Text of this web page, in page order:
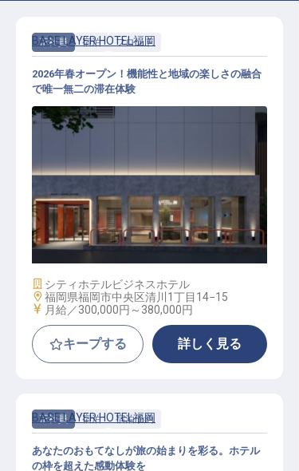
正社員 宿泊 フロント
フロント│月給30万円〜／感性を磨
き街の魅力を届ける／実質年休112
日
BASE LAYER HOTEL福岡
2026年春オープン！機能性と地域の楽しさの融合
で唯一無二の滞在体験
施設業態
シティホテルビジネスホテル
勤務地
福岡県福岡市中央区清川1丁目14−15
給与
月給／300,000円～ 380,000円
キープする 詳しく見る
正社員 宿泊 宿泊予約
BASE LAYER HOTEL福岡
あなたのおもてなしが旅の始まりを彩る。ホテル
の枠を超えた感動体験を